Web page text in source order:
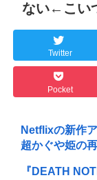
ない←こい
Twitter
Pocket
Netflixの新作
超かぐや姫の
『DEATH